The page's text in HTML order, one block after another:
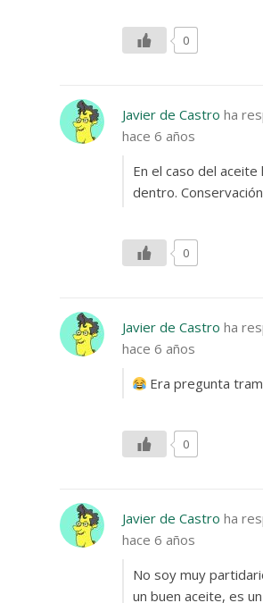
0
Javier de Castro ha
hace 6 años
En el caso del
dentro.
0
Javier de Castro ha
hace 6 años
Era pregunta
0
Javier de Castro ha
hace 6 años
No soy muy
un buen aceite, es